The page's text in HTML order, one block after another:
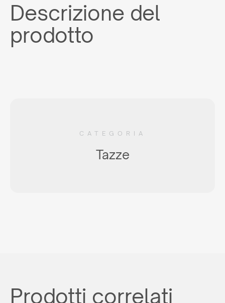
Descrizione del
prodotto
CATEGORIA
Tazze
Prodotti correlati